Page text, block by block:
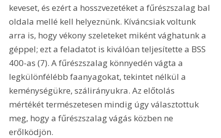
keveset, és ezért a hosszvezetéket a fűrészszalag bal
oldala mellé kell helyeznünk. Kíváncsiak voltunk
arra is, hogy vékony szeleteket miként vághatunk a
géppel; ezt a feladatot is kiválóan teljesítette a BSS
400-as (7). A fűrészszalag könnyedén vágta a
legkülönfélébb faanyagokat, tekintet nélkül a
keménységükre, szálirányukra. Az előtolás
mértékét természetesen mindig úgy választottuk
meg, hogy a fűrészszalag vágás közben ne
erőlködjön.